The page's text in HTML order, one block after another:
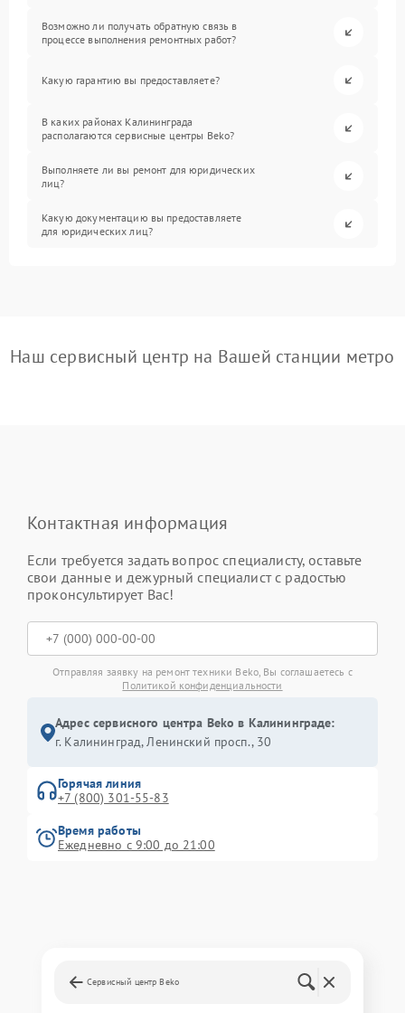
Возможно ли получать обратную связь в
процессе выполнения ремонтных работ?
Какую гарантию вы предоставляете?
В каких районах Калининграда
располагаются сервисные центры Beko?
Выполняете ли вы ремонт для юридических
лиц?
Какую документацию вы предоставляете
для юридических лиц?
Наш сервисный центр на Вашей станции метро
Контактная информация
Если требуется задать вопрос специалисту, оставьте
свои данные и дежурный специалист с радостью
проконсультирует Вас!
Отправляя заявку на ремонт техники Beko, Вы соглашаетесь с
Политикой конфиденциальности
Адрес сервисного центра Beko в Калининграде:
г. Калининград, Ленинский просп., 30
Горячая линия
+7 (800) 301-55-83
Время работы
Ежедневно с 9:00 до 21:00
Сервисный центр Beko